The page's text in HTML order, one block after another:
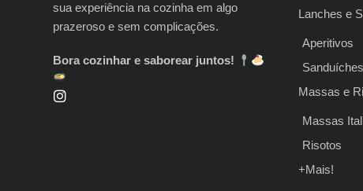
sua experiência na cozinha em algo
prazeroso e sem complicações.
Bora cozinhar e saborear juntos!
Lanches e
Aperitivos
Sanduíches
Massas e
Massas
Risotos
+Mais!